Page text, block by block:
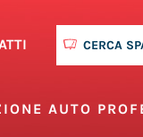
CERCA
AUTO